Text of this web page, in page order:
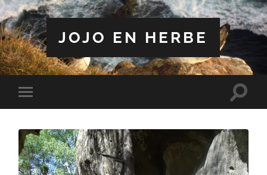
JOJO EN HERBE
Toggle
mobile
Toggle